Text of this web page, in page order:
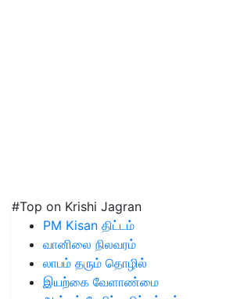
#Top on Krishi Jagran
PM Kisan திட்டம்
வானிலை நிலவரம்
லாபம் தரும் தொழில்
இயற்கை வேளாண்மை